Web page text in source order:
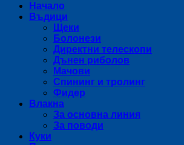
Начало
Въдици
Щеки
Болонези
Директни телескопи
Дънен риболов
Мачови
Спининг и тролинг
Фидер
Влакна
За основна линия
За поводи
Куки